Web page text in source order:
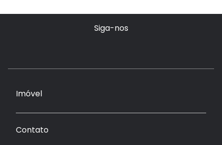
Siga-nos
Imóvel
Contato